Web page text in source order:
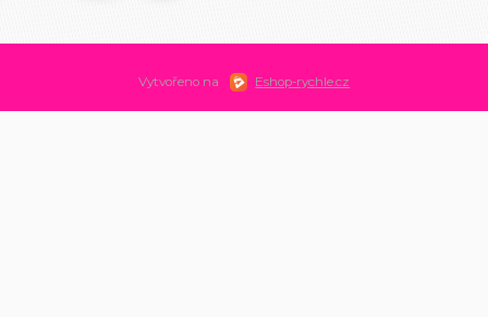
Vytvořeno na Eshop-rychle.cz